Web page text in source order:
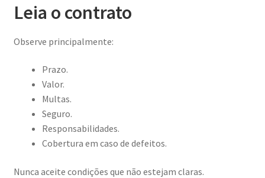
Leia o contrato
Observe principalmente:
Prazo.
Valor.
Multas.
Seguro.
Responsabilidades.
Cobertura em caso de defeitos.
Nunca aceite condições que não estejam claras.